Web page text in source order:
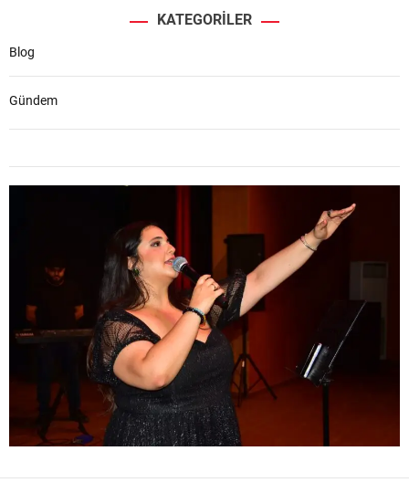
KATEGORILER
Blog
Gündem